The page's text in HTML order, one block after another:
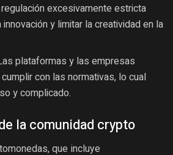
regulación excesivamente estricta
y limitar la creatividad en la
plataformas y las empresas
con las normativas, lo cual
y complicado.
la comunidad crypto
que incluye